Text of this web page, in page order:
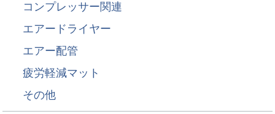
コンプレッサー関連
エアードライヤー
エアー配管
疲労軽減マット
その他